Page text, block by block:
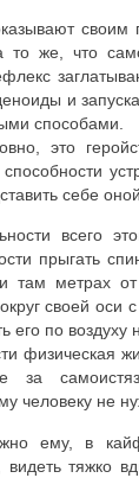
своим
же, что
и
способами.
это
способности
себе
всего
прыгать
там метрах
своей
его по воздуху
физическая
за
человеку не
ему, в
видеть тяжко